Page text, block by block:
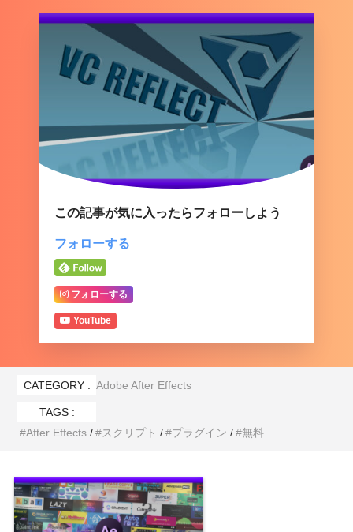
『Blend Style』を『Reflection Only』に設
定するとテキストは非表示になって反射のみ
が表示されます。
Blend Style ▶︎ Reflection Only
NEXTist
『VCReflect』OFF、もう片方の『Ble
nd Stayle』を『Reflection Only』にす
でブレンドモードやエフェクトを反射
ができますd(￣ ￣)
この記事が気に入ったらフォローしよう
フォローする
フォローする
YouTube
CATEGORY : Adobe After Effects
TAGS :
After Effects
スクリプト プラグイン 無料